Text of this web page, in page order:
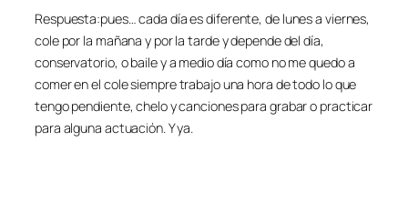
Respuesta:pues… cada día es diferente, de lunes a viernes,
cole por la mañana y por la tarde y depende del día,
conservatorio, o baile y a medio día como no me quedo a
comer en el cole siempre trabajo una hora de todo lo que
tengo pendiente, chelo y canciones para grabar o practicar
para alguna actuación. Y ya.